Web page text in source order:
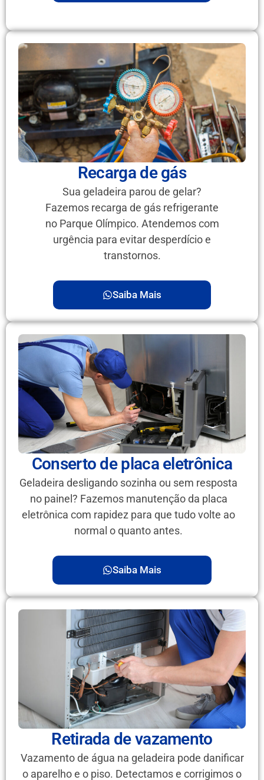
Recarga de gás
Sua geladeira parou de gelar?
Fazemos recarga de gás refrigerante
no Parque Olímpico. Atendemos com
urgência para evitar desperdício e
transtornos.
Saiba Mais
Conserto de placa eletrônica
Geladeira desligando sozinha ou sem resposta
no painel? Fazemos manutenção da placa
eletrônica com rapidez para que tudo volte ao
normal o quanto antes.
Saiba Mais
Retirada de vazamento
Vazamento de água na geladeira pode danificar
o aparelho e o piso. Detectamos e corrigimos o